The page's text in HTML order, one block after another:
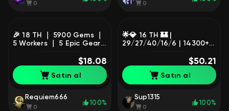
0 0
🎉 18 TH ｜ 5900 Gems ｜
5 Workers ｜ 5 Epic Gear
$18.08
Satın al
Requiem666
0
100%
🌟💎 16 TH 🏰 |
29/27/40/16/6 | 14300+
$50.21
Satın al
Sup1315
0
100%